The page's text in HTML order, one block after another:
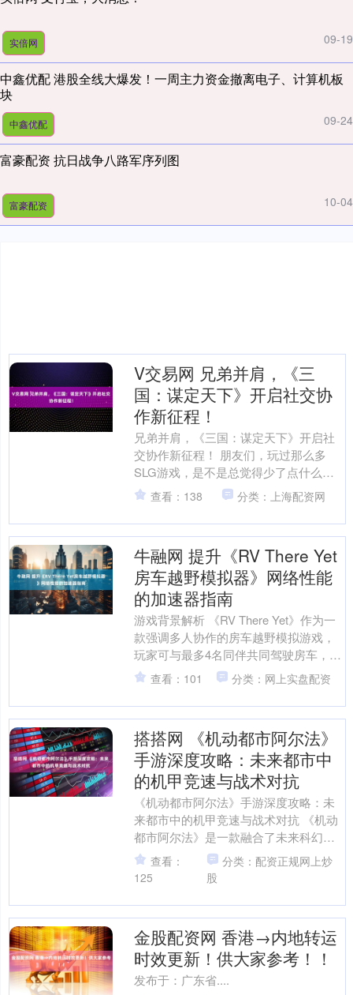
实倍网 09-19
中鑫优配 港股全线大爆发！一周主力资金撤离电子、计算机板
块
中鑫优配 09-24
富豪配资 抗日战争八路军序列图
富豪配资 10-04
V交易网 兄弟并肩，《三
国：谋定天下》开启社交协
作新征程！
兄弟并肩，《三国：谋定天下》开启社
交协作新征程！ 朋友们，玩过那么多
SLG游戏，是不是总觉得少了点什么？
那种和兄弟们一起齐心协力、共同奋斗
的感觉，在很多游戏里都....
查看：138 分类：上海配资网
牛融网 提升《RV There Yet
房车越野模拟器》网络性能
的加速器指南
游戏背景解析 《RV There Yet》作为一
款强调多人协作的房车越野模拟游戏，
玩家可与最多4名同伴共同驾驶房车，探
索偏远区域并寻找65号公路的出口。该
游戏支....
查看：101 分类：网上实盘配资
搭搭网 《机动都市阿尔法》
手游深度攻略：未来都市中
的机甲竞速与战术对抗
《机动都市阿尔法》手游深度攻略：未
来都市中的机甲竞速与战术对抗 《机动
都市阿尔法》是一款融合了未来科幻、
机甲战斗、竞速元素与多人在线竞技的
创新性动作手游，由网易....
查看：
125
分类：配资正规网上炒
股
金股配资网 香港→内地转运
时效更新！供大家参考！！
发布于：广东省....